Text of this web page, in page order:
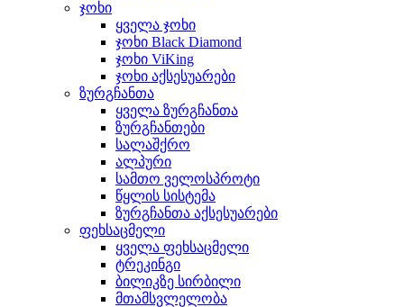
ჯოხი
ყველა ჯოხი
ჯოხი Black Diamond
ჯოხი ViKing
ჯოხი აქსესუარები
ზურგჩანთა
ყველა ზურგჩანთა
ზურგჩანთები
სალაშქრო
ალპური
სამთო ველოსპროტი
წყლის სისტემა
ზურგჩანთა აქსესუარები
ფეხსაცმელი
ყველა ფეხსაცმელი
ტრეკინგი
ბილიკზე სირბილი
მთამსვლელობა